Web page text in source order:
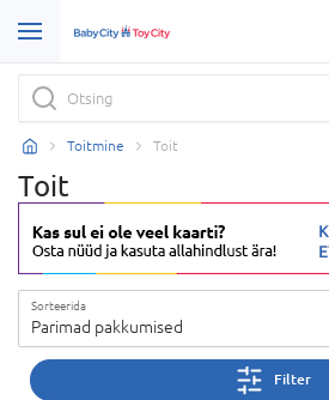
Toitmine Toit
Toit
Sorteerida
Parimad pakkumised
Filter